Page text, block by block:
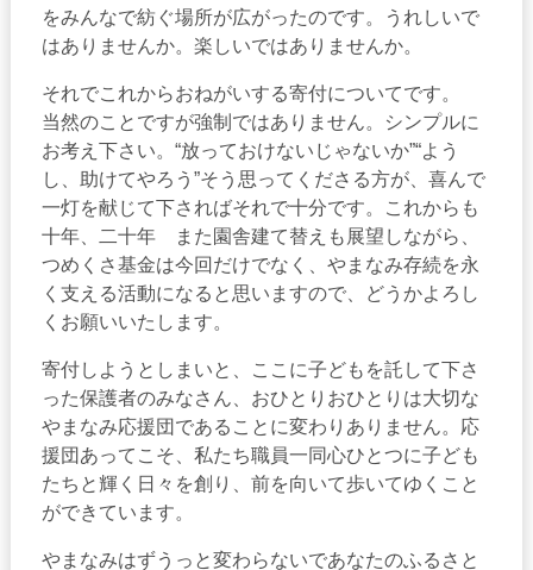
をみんなで紡ぐ場所が広がったのです。うれしいで
はありませんか。楽しいではありませんか。
それでこれからおねがいする寄付についてです。
当然のことですが強制ではありません。シンプルに
お考え下さい。“放っておけないじゃないか”“よう
し、助けてやろう”そう思ってくださる方が、喜んで
一灯を献じて下さればそれで十分です。これからも
十年、二十年 また園舎建て替えも展望しながら、
つめくさ基金は今回だけでなく、やまなみ存続を永
く支える活動になると思いますので、どうかよろし
くお願いいたします。
寄付しようとしまいと、ここに子どもを託して下さ
った保護者のみなさん、おひとりおひとりは大切な
やまなみ応援団であることに変わりありません。応
援団あってこそ、私たち職員一同心ひとつに子ども
たちと輝く日々を創り、前を向いて歩いてゆくこと
ができています。
やまなみはずうっと変わらないであなたのふるさと